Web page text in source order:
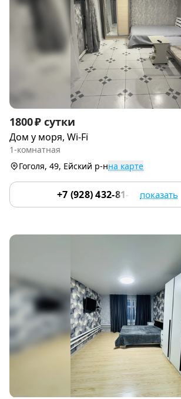
Item
1
of
1800 ₽ сутки
Дом у моря, Wi-Fi
1-комнатная
Гоголя, 49, Ейский р-нна карте
+7 (928) 432-81-79 показать